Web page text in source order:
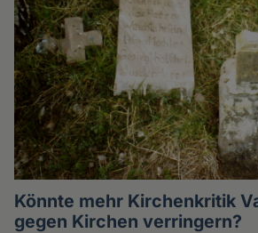
Könnte mehr Kirchenkritik
gegen Kirchen verringern?